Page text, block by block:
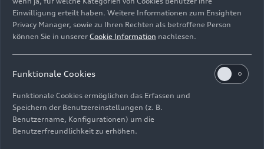
Bild-Nr: A231393 · Copyright: AUDI AG
Rechte: Verwendung für Pressezwecke honorarfrei
Einwilligung erteilt haben. Weitere Informationen zum Ensighten
Privacy Manager, sowie zu Ihren Rechten als betroffene Person
können Sie in unserer Cookie Information nachlesen.
Funktionale Cookies
Funktionale Cookies ermöglichen das Erfassen und
Speichern der Benutzereinstellungen (z. B.
Benutzername, Konfigurationen) um die
Benutzerfreundlichkeit zu erhöhen.